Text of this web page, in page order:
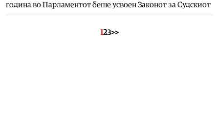
година во Парламентот беше усвоен Законот за Судскиот
123>>